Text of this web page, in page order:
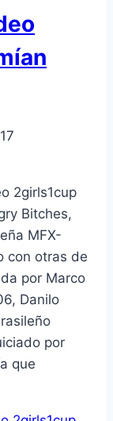
17
2girls1cup
Bitches,
MFX-
con otras de
por Marco
Danilo
por
que